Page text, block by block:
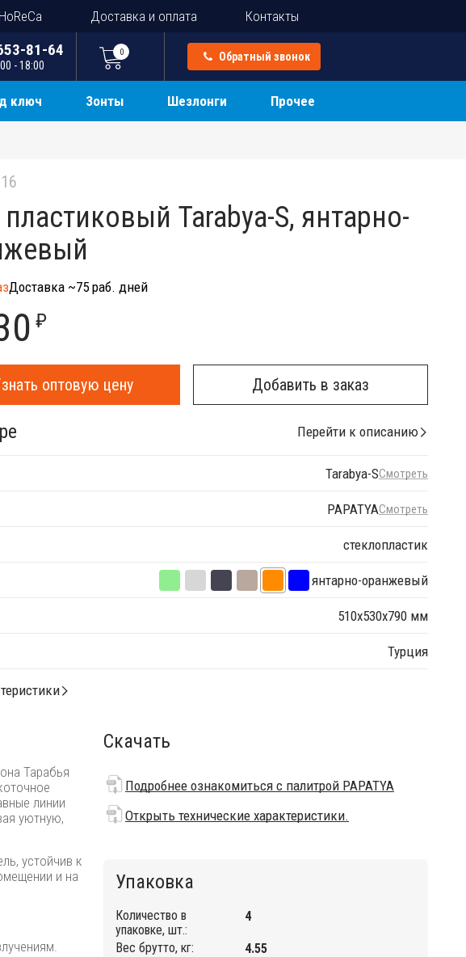
Доставка и оплата Контакты
81-64
- 18:00
0 Обратный звонок
ключ Зонты Шезлонги Прочее
пластиковый Tarabya-S, янтарно-
Доставка ~75 раб. дней
₽
оптовую цену Добавить в заказ
Перейти к описанию
Tarabya-SСмотреть
PAPATYAСмотреть
стеклопластик
янтарно-оранжевый
510х530х790 мм
Турция
Тарабья
линии
уютную,
устойчив к
и на
Скачать
Подробнее ознакомиться с палитрой PAPATYA
Открыть технические характеристики.
Упаковка
Количество в
упаковке, шт.:
4
Вес брутто, кг:
4.55